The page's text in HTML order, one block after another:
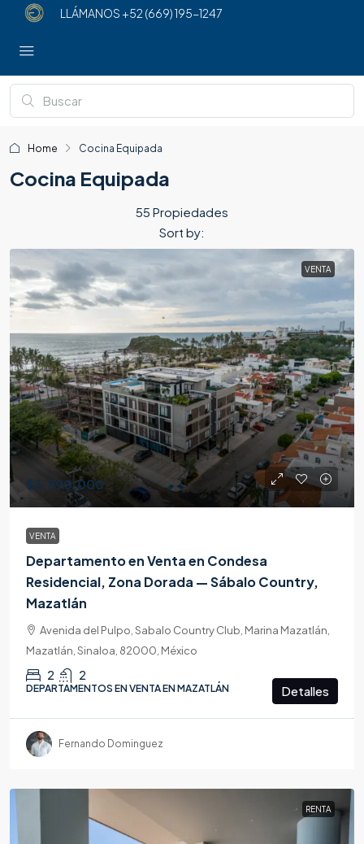
LLÁMANOS +52 (669) 195-1247
Home Cocina Equipada
Cocina Equipada
55 Propiedades
Sort by:
VENTA
$3,590,000
VENTA
Departamento en Venta en Condesa
Residencial, Zona Dorada — Sábalo Country,
Mazatlán
Avenida del Pulpo, Sabalo Country Club, Marina Mazatlán,
Mazatlán, Sinaloa, 82000, México
2 2
DEPARTAMENTOS EN VENTA EN MAZATLÁN Detalles
Fernando Dominguez
RENTA